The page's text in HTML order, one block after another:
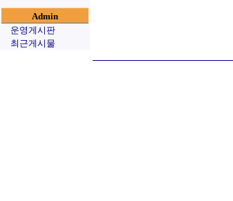
Admin
운영게시판
최근게시물